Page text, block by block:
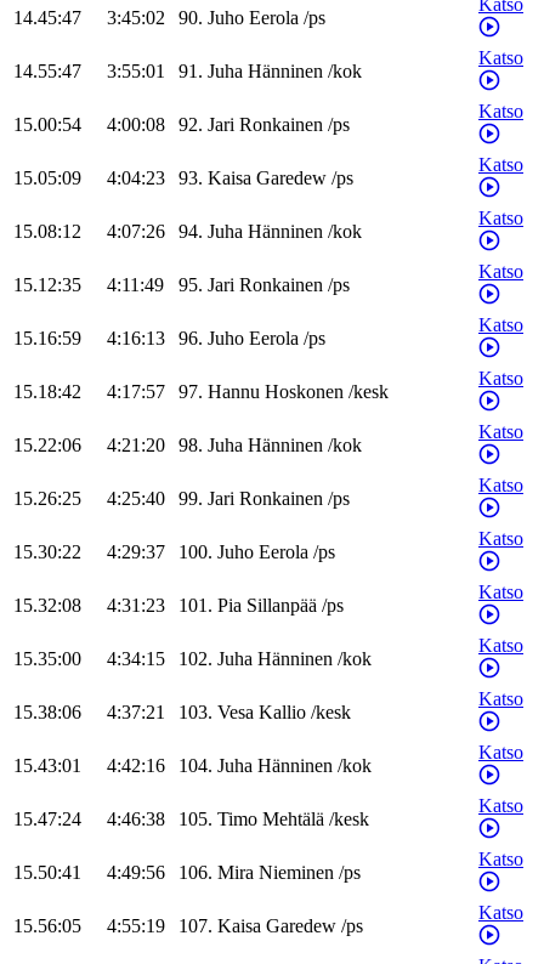
14.45:47 3:45:02 90. Juho Eerola /ps
Katso
14.55:47 3:55:01 91. Juha Hänninen /kok
Katso
15.00:54 4:00:08 92. Jari Ronkainen /ps
Katso
15.05:09 4:04:23 93. Kaisa Garedew /ps
Katso
15.08:12 4:07:26 94. Juha Hänninen /kok
Katso
15.12:35 4:11:49 95. Jari Ronkainen /ps
Katso
15.16:59 4:16:13 96. Juho Eerola /ps
Katso
15.18:42 4:17:57 97. Hannu Hoskonen /kesk
Katso
15.22:06 4:21:20 98. Juha Hänninen /kok
Katso
15.26:25 4:25:40 99. Jari Ronkainen /ps
Katso
15.30:22 4:29:37 100. Juho Eerola /ps
Katso
15.32:08 4:31:23 101. Pia Sillanpää /ps
Katso
15.35:00 4:34:15 102. Juha Hänninen /kok
Katso
15.38:06 4:37:21 103. Vesa Kallio /kesk
Katso
15.43:01 4:42:16 104. Juha Hänninen /kok
Katso
15.47:24 4:46:38 105. Timo Mehtälä /kesk
Katso
15.50:41 4:49:56 106. Mira Nieminen /ps
Katso
15.56:05 4:55:19 107. Kaisa Garedew /ps
Katso